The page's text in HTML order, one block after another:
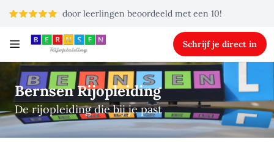
door leerlingen beoordeeld met een 10!
Schrijf je direct in
Bernsen Rijopleiding
De rijopleiding die bij je past